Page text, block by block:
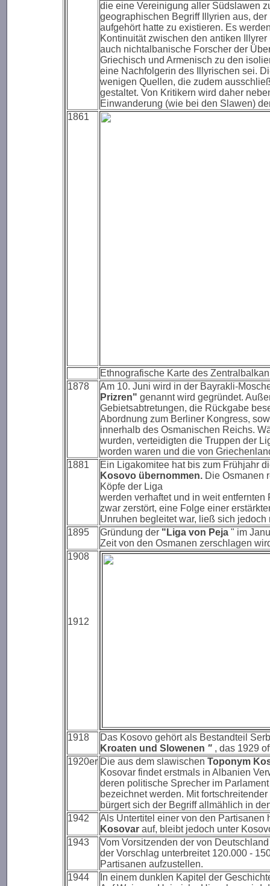
die eine Vereinigung aller Südslawen
geographischen Begriff Illyrien aus,
aufgehört hatte zu existieren. Es
Kontinuität zwischen den antiken
auch nichtalbanische Forscher der
Griechisch und Armenisch zu den
eine Nachfolgerin des Illyrischen sei.
wenigen Quellen, die zudem
gestaltet. Von Kritikern wird daher
Einwanderung (wie bei den Slawen)
1861
Ethnografische Karte des
1878
Am 10. Juni wird in der Bayrakli-
Prizren" genannt wird gegründet.
Gebietsabtretungen, die Rückgabe
Abordnung zum Berliner Kongress,
innerhalb des Osmanischen Reichs.
wurden, verteidigten die Truppen der
worden waren und die von
1881
Ein Ligakomitee hat bis zum Frühjahr
Kosovo übernommen. Die Osmanen
Köpfe der Liga
werden verhaftet und in weit
zwar zerstört, eine Folge einer
Unruhen begleitet war, ließ sich jedoch
1895
Gründung der "Liga von Peja " im
Zeit von den Osmanen zerschlagen
1908
1912
1918
Das Kosovo gehört als Bestandteil
Kroaten und Slowenen " , das 1929
1920er Die aus dem slawischen Toponym
Kosovar findet erstmals in Albanien
deren politische Sprecher im
bezeichnet werden. Mit
bürgert sich der Begriff allmählich in
1942
Als Untertitel einer von den Partisanen
Kosovar auf, bleibt jedoch unter
1943
Vom Vorsitzenden der von
der Vorschlag unterbreitet 120.000 -
Partisanen aufzustellen.
1944
In einem dunklen Kapitel der